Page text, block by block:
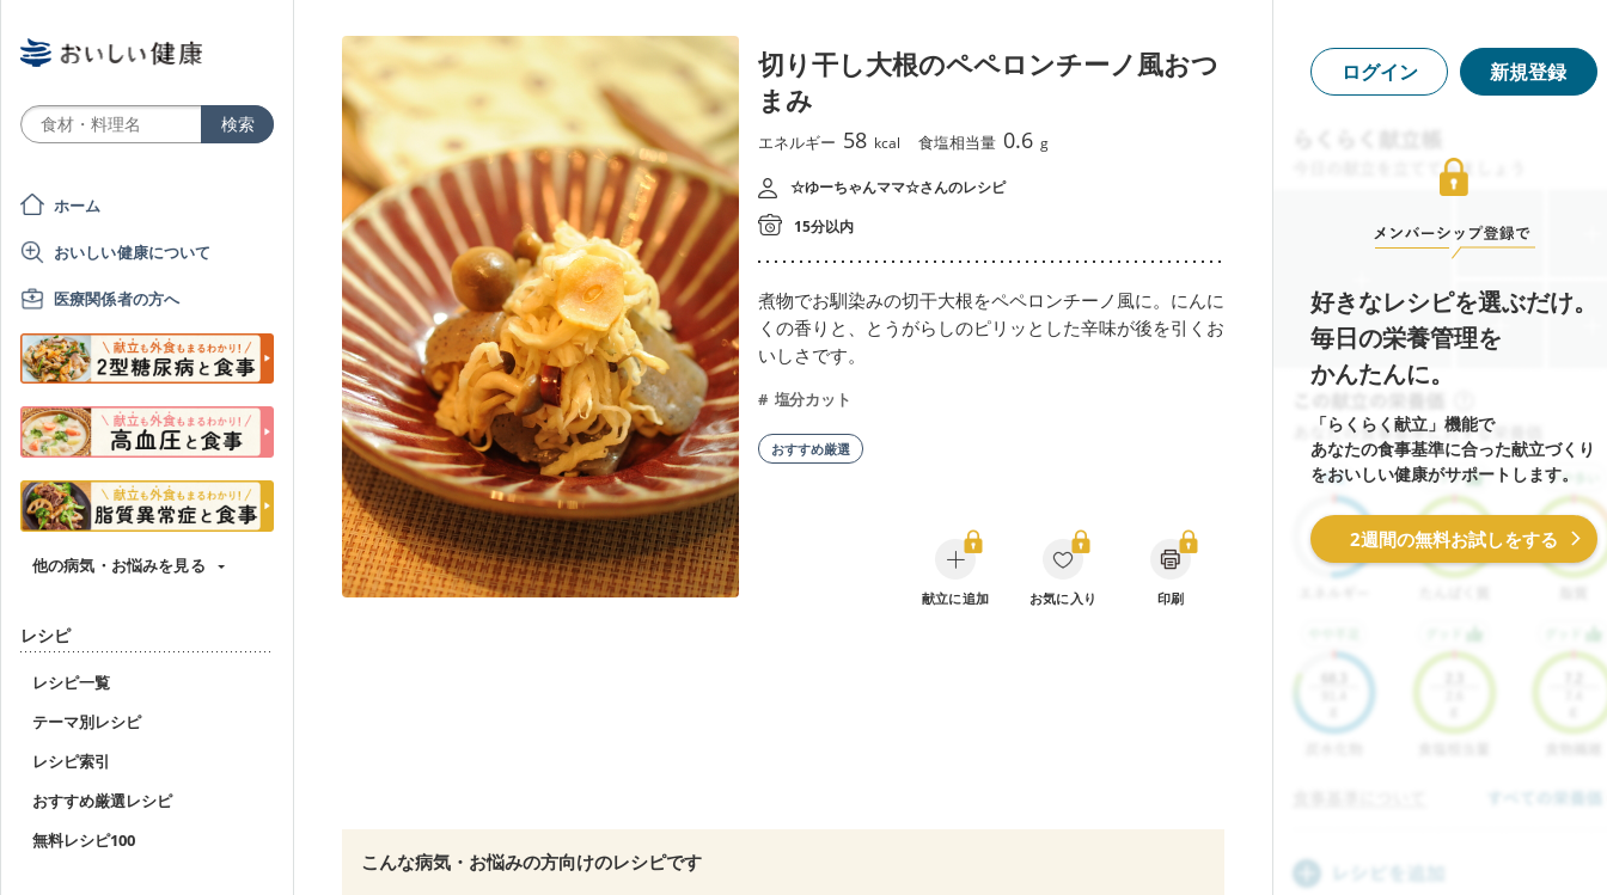
ホーム
おいしい健康について
医療関係者の方へ
他の病気・お悩みを見る
レシピ
レシピ一覧
テーマ別レシピ
レシピ索引
おすすめ厳選レシピ
無料レシピ100
切り干し大根のペペロンチーノ風おつ
まみ
エネルギー 58 kcal 食塩相当量 0.6 g
☆ゆーちゃんママ☆さんのレシピ
15分以内
煮物でお馴染みの切干大根をペペロンチーノ風に。にんに
くの香りと、とうがらしのピリッとした辛味が後を引くお
いしさです。
塩分カット
おすすめ厳選
献立に追加 お気に入り 印刷
こんな病気・お悩みの方向けのレシピです
ログイン 新規登録
好きなレシピを選ぶだけ。
毎日の栄養管理を
かんたんに。
「らくらく献立」機能で
あなたの食事基準に合った献立づくり
をおいしい健康がサポートします。
2週間の無料お試しをする